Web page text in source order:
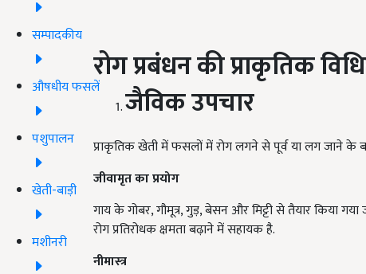
सम्पादकीय
औषधीय फसलें
पशुपालन
खेती-बाड़ी
मशीनरी
रोग प्रबंधन की प्राकृतिक
जैविक उपचार
प्राकृतिक खेती में फसलों में रोग लगने से पूर्व या लग जाने के
जीवामृत का प्रयोग
गाय के गोबर, गौमूत्र, गुड़, बेसन और मिट्टी से तैयार किया गया
रोग प्रतिरोधक क्षमता बढ़ाने में सहायक है.
नीमास्त्र